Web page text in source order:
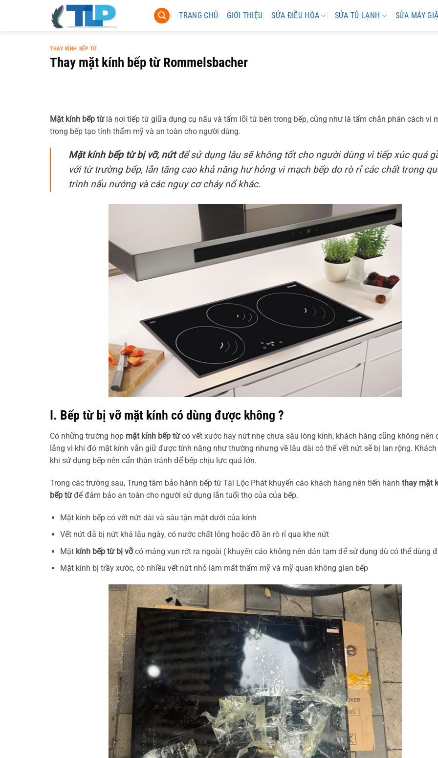
TRANG CHỦ GIỚI THIỆU SỬA ĐIỀU HÒA SỬA TỦ LẠNH SỬA MÁY
THAY KÍNH BẾP TỪ
Thay mặt kính bếp từ Rommelsbacher
Mặt kính bếp từlà nơi tiếp từ giữa dụng cụ nấu và tấm lõi từ bên trong bếp, cũng như là tấm chắn phân cách vi
trong bếp tạo tính thẩm mỹ và an toàn cho người dùng.
Mặt kính bếp từ bị vỡ, nứtđể sử dụng lâu sẽ không tốt cho người dùng vì tiếp xúc quá
với từ trường bếp, lẫn tăng cao khả năng hư hỏng vi mạch bếp do rò rỉ các chất trong
trình nấu nướng và các nguy cơ cháy nổ khác.
I. Bếp từ bị vỡ mặt kính có dùng được không ?
Có những trường hợp mặt kính bếp từcó vết xước hay nứt nhẹ chưa sâu lòng kính, khách hàng cũng không nên
lắng vì khi đó mặt kính vẫn giữ được tính năng như thường nhưng về lâu dài có thể vết nứt sẽ bị lan rộng. Khách
khi sử dụng bếp nên cẩn thận tránh để bếp chịu lực quá lớn.
Trong các trường sau, Trung tâm bảo hành bếp từ Tài Lộc Phát khuyến cáo khách hàng nên tiến hành thay mặt
bếp từđể đảm bảo an toàn cho người sử dụng lẫn tuổi thọ của của bếp.
Mặt kính bếp có vết nứt dài và sâu tận mặt dưới của kính
Vết nứt đã bị nứt khá lâu ngày, có nước chất lỏng hoặc đồ ăn rò rỉ qua khe nứt
Mặt kính bếp từ bị vỡcó mảng vụn rớt ra ngoài ( khuyến cáo không nên dán tạm để sử dụng dù có thể dùng
Mặt kính bị trầy xước, có nhiều vết nứt nhỏ làm mất thẩm mỹ và mỹ quan không gian bếp